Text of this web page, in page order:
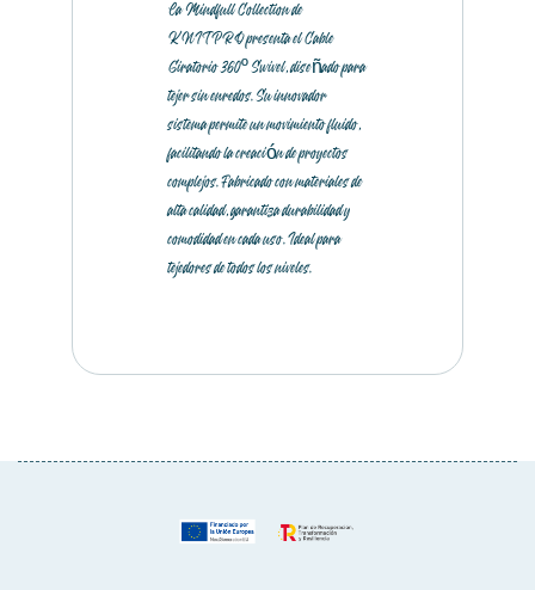
La Mindfull Collection de
KNITPRO presenta el Cable
Giratorio 360º Swivel, diseñado para
tejer sin enredos. Su innovador
sistema permite un movimiento fluido,
facilitando la creación de proyectos
complejos. Fabricado con materiales de
alta calidad, garantiza durabilidad y
comodidad en cada uso. Ideal para
tejedores de todos los niveles.